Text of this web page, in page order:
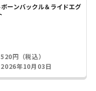
ーンバックル＆ライドエグ
円（税込）
年10月03日